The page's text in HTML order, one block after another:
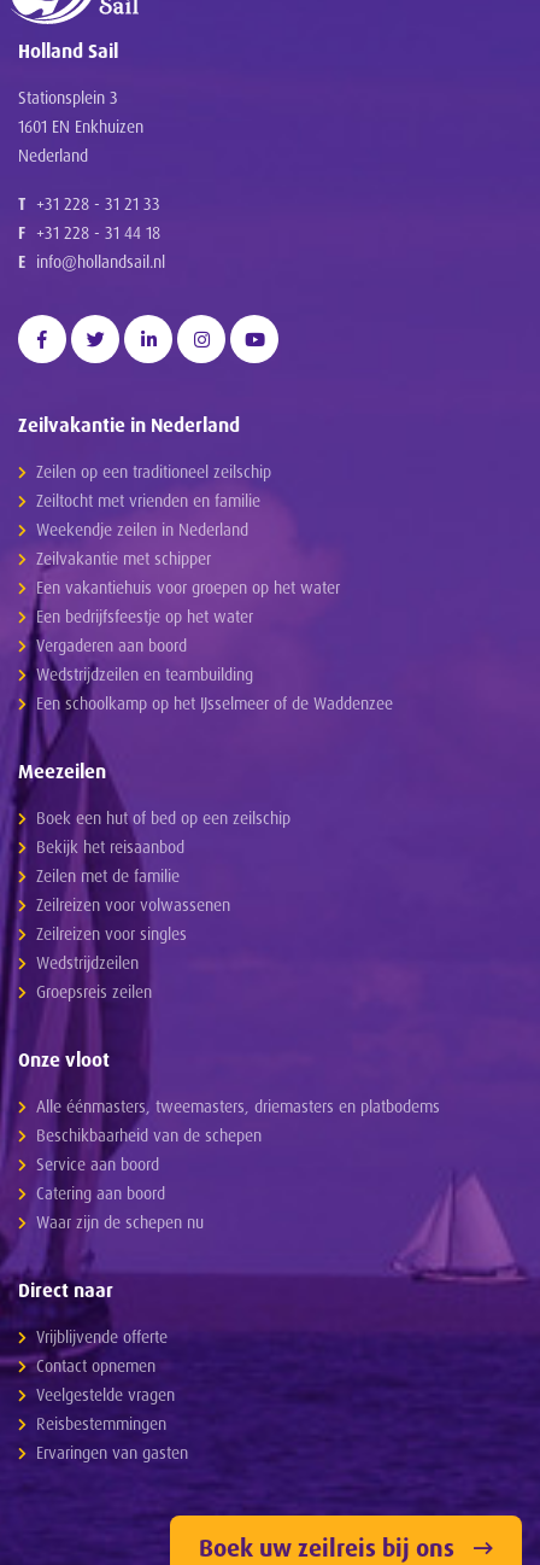
Holland Sail
Stationsplein 3
1601 EN Enkhuizen
Nederland
T +31 228 - 31 21 33
F +31 228 - 31 44 18
E info@hollandsail.nl
Zeilvakantie in Nederland
Zeilen op een traditioneel zeilschip
Zeiltocht met vrienden en familie
Weekendje zeilen in Nederland
Zeilvakantie met schipper
Een vakantiehuis voor groepen op het water
Een bedrijfsfeestje op het water
Vergaderen aan boord
Wedstrijdzeilen en teambuilding
Een schoolkamp op het IJsselmeer of de Waddenzee
Meezeilen
Boek een hut of bed op een zeilschip
Bekijk het reisaanbod
Zeilen met de familie
Zeilreizen voor volwassenen
Zeilreizen voor singles
Wedstrijdzeilen
Groepsreis zeilen
Onze vloot
Alle éénmasters, tweemasters, driemasters en platbodems
Beschikbaarheid van de schepen
Service aan boord
Catering aan boord
Waar zijn de schepen nu
Direct naar
Vrijblijvende offerte
Contact opnemen
Veelgestelde vragen
Reisbestemmingen
Ervaringen van gasten
Boek uw zeilreis bij ons